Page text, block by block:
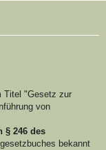
Titel "Gesetz zur
von
§ 246 des
bekannt